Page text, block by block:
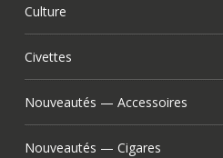
Culture
Civettes
Nouveautés — Accessoires
Nouveautés — Cigares